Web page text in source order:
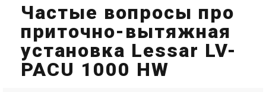
Частые вопросы про
приточно-вытяжная
установка Lessar LV-
PACU 1000 HW